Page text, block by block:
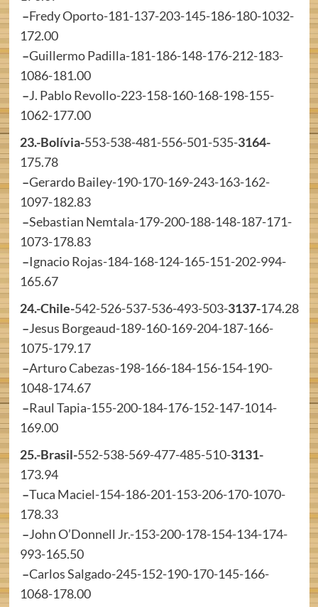
–Fredy Oporto-181-137-203-145-186-180-1032-
172.00
–Guillermo Padilla-181-186-148-176-212-183-
1086-181.00
–J. Pablo Revollo-223-158-160-168-198-155-
1062-177.00
23.-Bolívia-553-538-481-556-501-535-3164-
175.78
–Gerardo Bailey-190-170-169-243-163-162-
1097-182.83
–Sebastian Nemtala-179-200-188-148-187-171-
1073-178.83
–Ignacio Rojas-184-168-124-165-151-202-994-
165.67
24.-Chile-542-526-537-536-493-503-3137-174.28
–Jesus Borgeaud-189-160-169-204-187-166-
1075-179.17
–Arturo Cabezas-198-166-184-156-154-190-
1048-174.67
–Raul Tapia-155-200-184-176-152-147-1014-
169.00
25.-Brasil-552-538-569-477-485-510-3131-
173.94
–Tuca Maciel-154-186-201-153-206-170-1070-
178.33
–John O’Donnell Jr.-153-200-178-154-134-174-
993-165.50
–Carlos Salgado-245-152-190-170-145-166-
1068-178.00